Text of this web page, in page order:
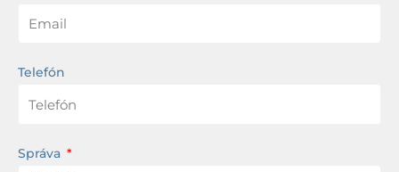
Telefón
Správa